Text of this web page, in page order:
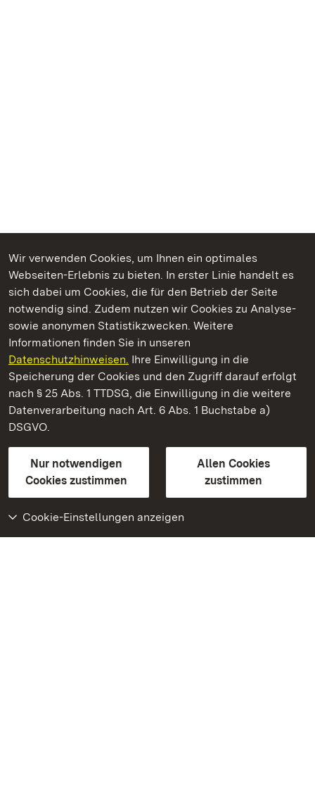
Wir verwenden Cookies, um Ihnen ein optimales
Webseiten-Erlebnis zu bieten. In erster Linie handelt es
sich dabei um Cookies, die für den Betrieb der Seite
notwendig sind. Zudem nutzen wir Cookies zu Analyse-
sowie anonymen Statistikzwecken. Weitere
Informationen finden Sie in unseren
Datenschutzhinweisen. Ihre Einwilligung in die
Speicherung der Cookies und den Zugriff darauf erfolgt
nach § 25 Abs. 1 TTDSG, die Einwilligung in die weitere
Datenverarbeitung nach Art. 6 Abs. 1 Buchstabe a)
DSGVO.
Nur notwendigen
Cookies zustimmen
Allen Cookies
zustimmen
Cookie-Einstellungen anzeigen
Kommen. Staunen. Genießen.
Staatliche Schlösser und Gärten Baden‑Württemberg
Staatliche Schlösser und Gärten Baden-Württemberg
Kontakt
GebärdenspracheLeichte Sprache
Erklärung zur Barrierefreiheit
BITV-konform (geprüfte Seiten)
Weiteres